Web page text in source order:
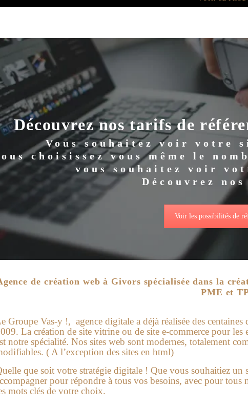
Découvrez nos tarifs de
Vous souhaitez voir votre
choisissez vous même le
vous souhaitez voir
Découvrez
Voir les possibilités de
de création web à Givors spécialisée dans la
PME et
Groupe Vas-y !, agence digitale a déjà réalisée des centaines
La création de site vitrine ou de site e-commerce pour
notre spécialité. Nos sites web sont modernes, totalement
( A l’exception des sites en html)
que soit votre stratégie digitale ! Que vous souhaitiez
pour répondre à tous vos besoins, avec pour
mots clés de votre choix.